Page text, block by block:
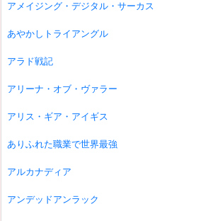
アメイジング・デジタル・サーカス
あやかしトライアングル
アラド戦記
アリーナ・オブ・ヴァラー
アリス・ギア・アイギス
ありふれた職業で世界最強
アルカナディア
アンデッドアンラック